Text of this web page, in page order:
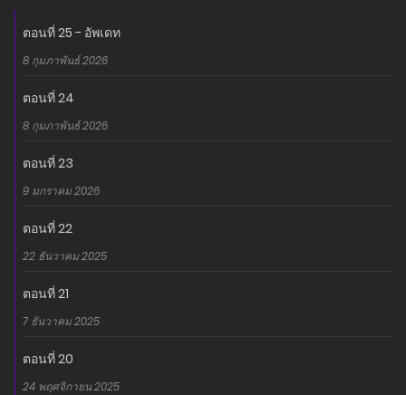
ตอนที่ 25 - อัพเดท
8 กุมภาพันธ์ 2026
ตอนที่ 24
8 กุมภาพันธ์ 2026
ตอนที่ 23
9 มกราคม 2026
ตอนที่ 22
22 ธันวาคม 2025
ตอนที่ 21
7 ธันวาคม 2025
ตอนที่ 20
24 พฤศจิกายน 2025